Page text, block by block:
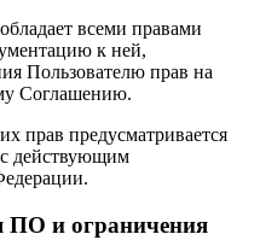
всеми правами
к ней,
Пользователю прав на
Соглашению.
прав предусматривается
с действующим
ПО и ограничения